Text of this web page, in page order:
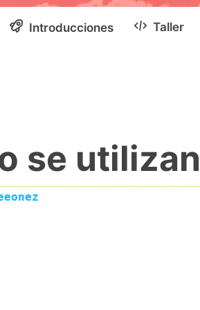
Introducciones Taller
se utilizan